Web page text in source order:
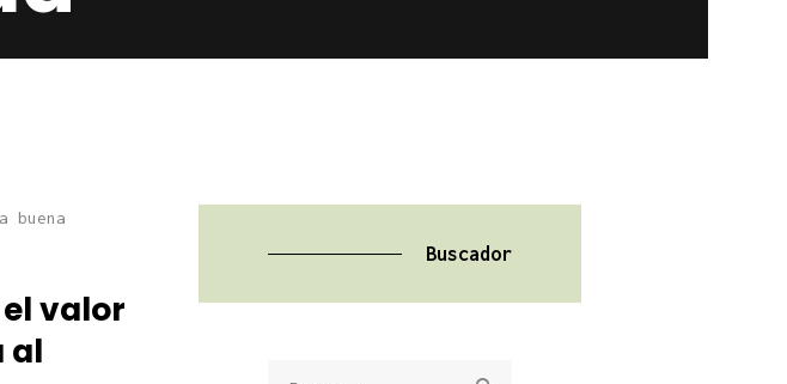
valor
al
Buscador